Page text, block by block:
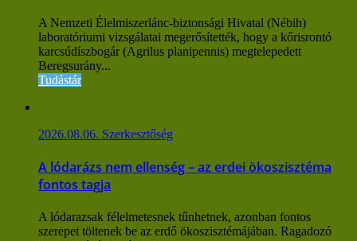
A Nemzeti Élelmiszerlánc-biztonsági Hivatal (Nébih)
laboratóriumi vizsgálatai megerősítették, hogy a kőrisrontó
karcsúdíszbogár (Agrilus planipennis) megtelepedett
Beregsurány...
Tudástár
2026.08.06. Szerkesztőség
A lódarázs nem ellenség – az erdei ökoszisztéma
fontos tagja
A lódarazsak félelmetesnek tűnhetnek, azonban fontos
szerepet töltenek be az erdő ökoszisztémájában. Ragadozó